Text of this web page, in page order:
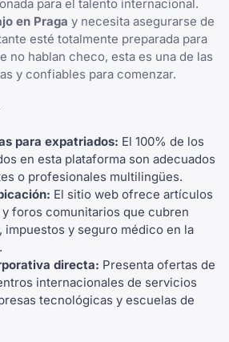
para el talento internacional.
en Praga y necesita asegurarse de
esté totalmente preparada para
no hablan checo, esta es una de las
y confiables para comenzar.
para expatriados: El 100% de los
en esta plataforma son adecuados
o profesionales multilingües.
El sitio web ofrece artículos
foros comunitarios que cubren
impuestos y seguro médico en la
directa: Presenta ofertas de
internacionales de servicios
tecnológicas y escuelas de